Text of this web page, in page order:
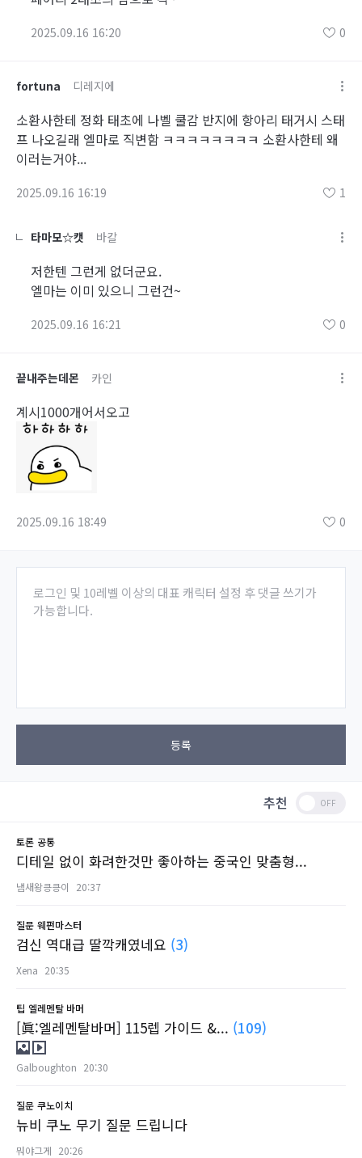
2025.09.16 16:20 0
fortuna 디레지에
소환사한테 정화 태초에 나벨 쿨감 반지에 항아리 태거시 스태
프 나오길래 엘마로 직변함 ㅋㅋㅋㅋㅋㅋㅋㅋ 소환사한테 왜
이러는거야...
2025.09.16 16:19 1
타마모☆캣 바칼
저한텐 그런게 없더군요.
엘마는 이미 있으니 그런건~
2025.09.16 16:21 0
끝내주는데몬 카인
계시1000개어서오고
2025.09.16 18:49 0
로그인 및 10레벨 이상의 대표 캐릭터 설정 후 댓글 쓰기가
가능합니다.
등록
추천
토론 공통
디테일 없이 화려한것만 좋아하는 중국인 맞춤형...
냄새왕킁킁이 20:37
질문 웨펀마스터
검신 역대급 딸깍캐였네요 (3)
Xena 20:35
팁 엘레멘탈 바머
[眞:엘레멘탈바머] 115렙 가이드 &... (109)
Galboughton 20:30
질문 쿠노이치
뉴비 쿠노 무기 질문 드립니다
뭐야그게 20:26